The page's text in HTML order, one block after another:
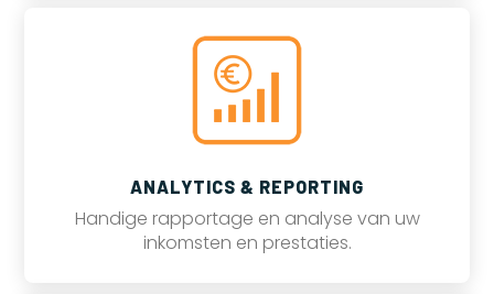
ANALYTICS & REPORTING
Handige rapportage en analyse van uw
inkomsten en prestaties.